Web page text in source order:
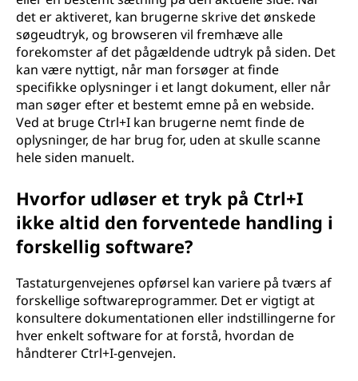
det er aktiveret, kan brugerne skrive det ønskede
søgeudtryk, og browseren vil fremhæve alle
forekomster af det pågældende udtryk på siden. Det
kan være nyttigt, når man forsøger at finde
specifikke oplysninger i et langt dokument, eller når
man søger efter et bestemt emne på en webside.
Ved at bruge Ctrl+I kan brugerne nemt finde de
oplysninger, de har brug for, uden at skulle scanne
hele siden manuelt.
Hvorfor udløser et tryk på Ctrl+I
ikke altid den forventede handling i
forskellig software?
Tastaturgenvejenes opførsel kan variere på tværs af
forskellige softwareprogrammer. Det er vigtigt at
konsultere dokumentationen eller indstillingerne for
hver enkelt software for at forstå, hvordan de
håndterer Ctrl+I-genvejen.